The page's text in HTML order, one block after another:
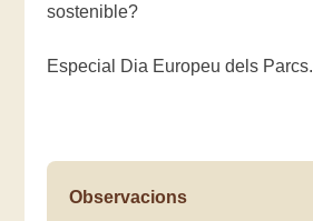
sostenible?
Especial Dia Europeu dels Parcs.
Observacions